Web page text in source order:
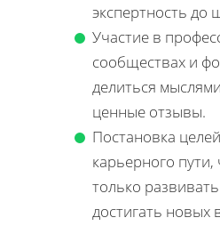
экспертность до
Участие в
сообществах и
делиться
ценные отзывы.
Постановка
карьерного
только
достигать новых